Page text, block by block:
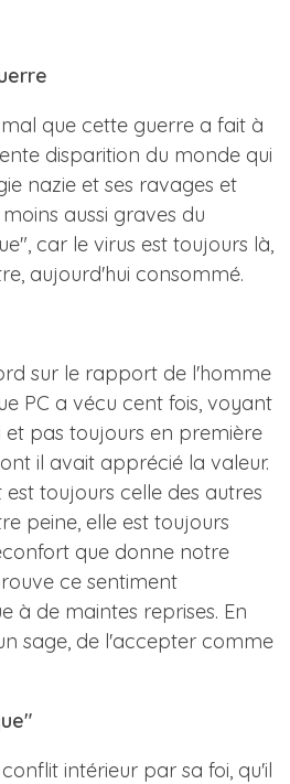
que cette guerre a fait à
disparition du monde qui
nazie et ses ravages et
aussi graves du
car le virus est toujours là,
aujourd'hui consommé.
sur le rapport de l'homme
PC a vécu cent fois, voyant
pas toujours en première
il avait apprécié la valeur.
toujours celle des autres
peine, elle est toujours
que donne notre
ce sentiment
à de maintes reprises. En
sage, de l'accepter comme
intérieur par sa foi, qu'il